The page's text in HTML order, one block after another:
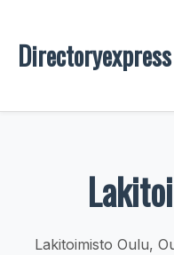
Directoryexpress
Lakitoimisto Oulu,